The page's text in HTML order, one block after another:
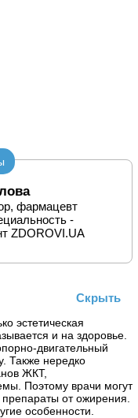
фармацевт
-
ZDOROVI.UA
эстетическая
и на здоровье.
двигательный
Также нередко
ЖКТ,
Поэтому врачи могут
от ожирения.
особенности.
Скрыть